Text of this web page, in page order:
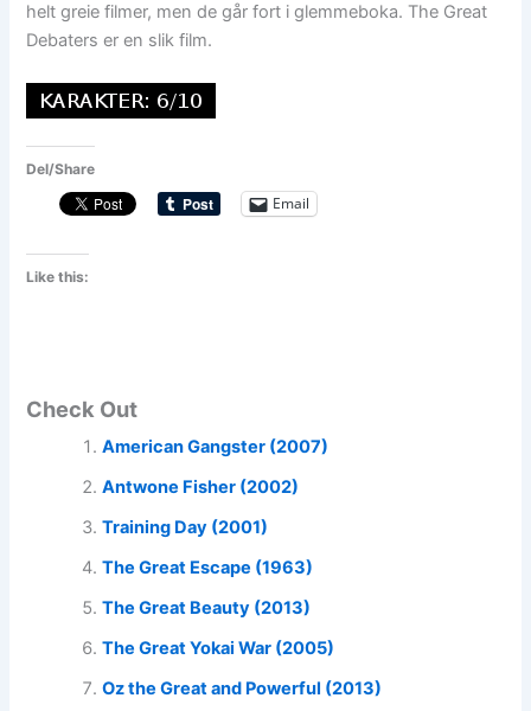
helt greie filmer, men de går fort i glemmeboka. The Great
Debaters er en slik film.
Del/Share
Email
Like this:
Check Out
American Gangster (2007)
Antwone Fisher (2002)
Training Day (2001)
The Great Escape (1963)
The Great Beauty (2013)
The Great Yokai War (2005)
Oz the Great and Powerful (2013)